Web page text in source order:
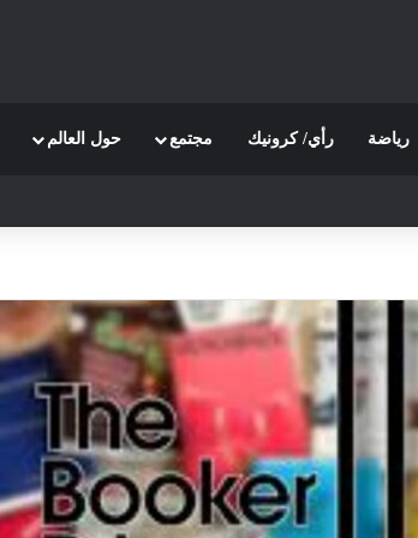
رياضة رأي/ كرونيك مجتمع حول العالم